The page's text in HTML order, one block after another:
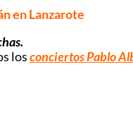
en Lanzarote
losconciertos Pablo